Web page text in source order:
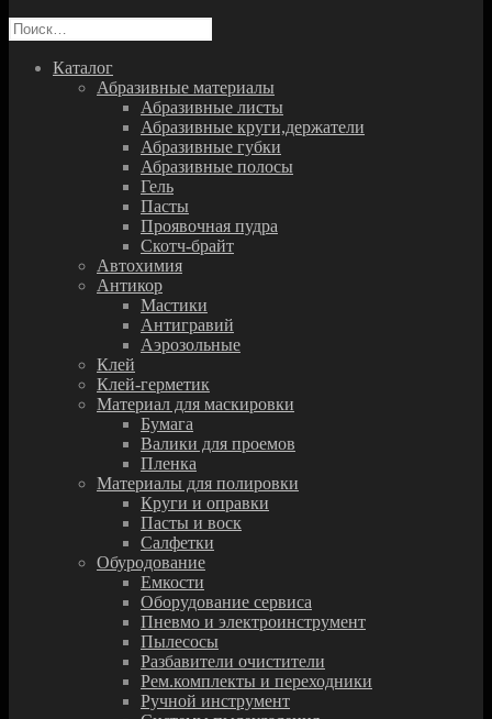
Найти:
Каталог
Абразивные материалы
Абразивные листы
Абразивные круги,держатели
Абразивные губки
Абразивные полосы
Гель
Пасты
Проявочная пудра
Скотч-брайт
Автохимия
Антикор
Мастики
Антигравий
Аэрозольные
Клей
Клей-герметик
Материал для маскировки
Бумага
Валики для проемов
Пленка
Материалы для полировки
Круги и оправки
Пасты и воск
Салфетки
Обуродование
Емкости
Оборудование сервиса
Пневмо и электроинструмент
Пылесосы
Разбавители очистители
Рем.комплекты и переходники
Ручной инструмент